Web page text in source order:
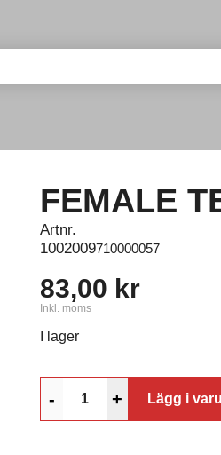
FEMALE
Artnr.
1002009710000057
83,00 kr
Inkl. moms
I lager
- + Lägg i